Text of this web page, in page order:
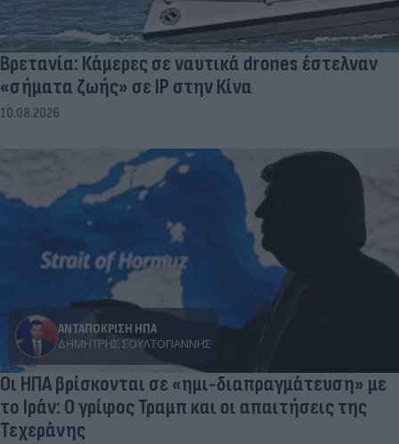
Βρετανία: Κάμερες σε ναυτικά drones έστελναν
«σήματα ζωής» σε IP στην Κίνα
10.08.2026
ΑΝΤΑΠΟΚΡΙΣΗ ΗΠΑ
ΔΗΜΉΤΡΗΣ ΣΟΥΛΤΟΓΙΆΝΝΗΣ
Οι ΗΠΑ βρίσκονται σε «ημι-διαπραγμάτευση» με
το Ιράν: Ο γρίφος Τραμπ και οι απαιτήσεις της
Τεχεράνης